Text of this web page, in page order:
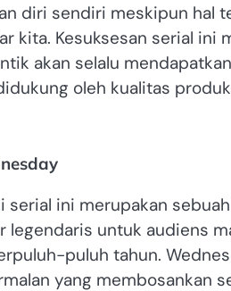
diri sendiri meskipun hal
kita. Kesuksesan serial ini
akan selalu
oleh kualitas
ini merupakan
untuk audiens
puluh tahun.
yang membosankan